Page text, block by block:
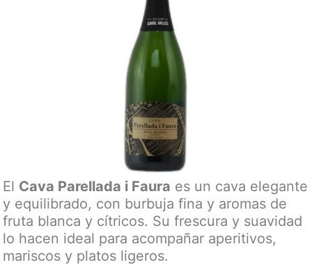
El Cava Parellada i Faura es un cava elegante
y equilibrado, con burbuja fina y aromas de
fruta blanca y cítricos. Su frescura y suavidad
lo hacen ideal para acompañar aperitivos,
mariscos y platos ligeros.